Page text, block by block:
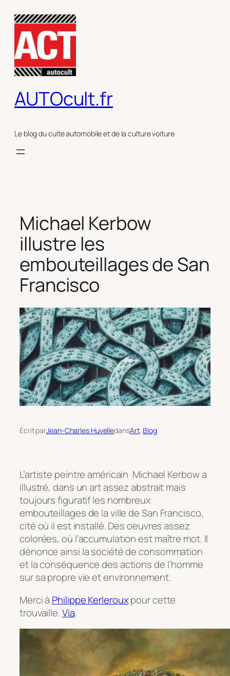
contenu
AUTOcult.fr
Le blog du culte automobile et de la culture voiture
Michael Kerbow
illustre les
embouteillages de San
Francisco
Écrit parJean-Charles HuvelledansArt, Blog
L’artiste peintre américain Michael Kerbow a
illustré, dans un art assez abstrait mais
toujours figuratif les nombreux
embouteillages de la ville de San Francisco,
cité où il est installé. Des oeuvres assez
colorées, où l’accumulation est maître mot. Il
dénonce ainsi la société de consommation
et la conséquence des actions de l’homme
sur sa propre vie et environnement.
Merci à Philippe Kerlerouxpour cette
trouvaille.Via.